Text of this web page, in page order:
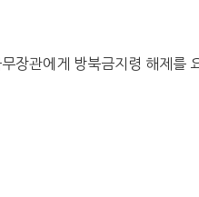
장관에게 방북금지령 해제를